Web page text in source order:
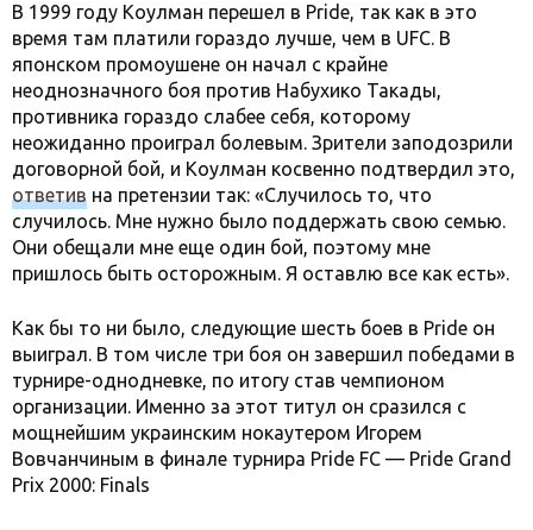
В 1999 году Коулман перешел в Pride, так как в это
время там платили гораздо лучше, чем в UFC. В
японском промоушене он начал с крайне
неоднозначного боя против Набухико Такады,
противника гораздо слабее себя, которому
неожиданно проиграл болевым. Зрители заподозрили
договорной бой, и Коулман косвенно подтвердил это,
ответив на претензии так: «Случилось то, что
случилось. Мне нужно было поддержать свою семью.
Они обещали мне еще один бой, поэтому мне
пришлось быть осторожным. Я оставлю все как есть».
Как бы то ни было, следующие шесть боев в Pride он
выиграл. В том числе три боя он завершил победами в
турнире-однодневке, по итогу став чемпионом
организации. Именно за этот титул он сразился с
мощнейшим украинским нокаутером Игорем
Вовчанчиным в финале турнира Pride FC — Pride Grand
Prix 2000: Finals